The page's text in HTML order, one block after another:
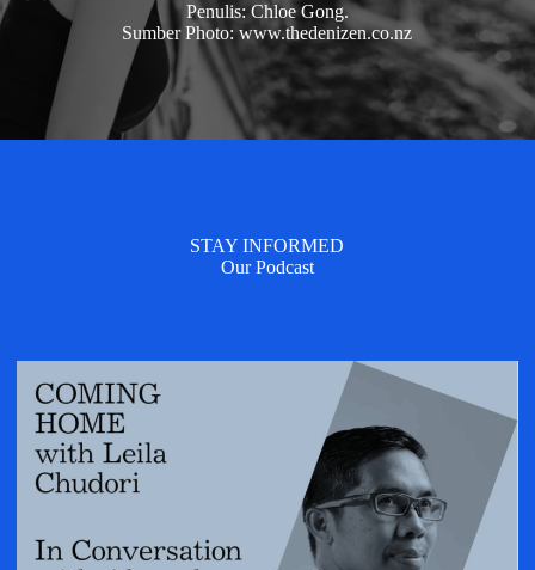
Penulis: Chloe Gong.
Sumber Photo: www.thedenizen.co.nz
STAY INFORMED
Our Podcast